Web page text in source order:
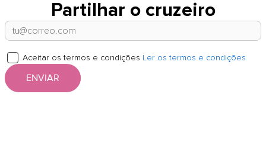
Partilhar o cruzeiro
Aceitar os termos e condições Ler os termos e condições
ENVIAR